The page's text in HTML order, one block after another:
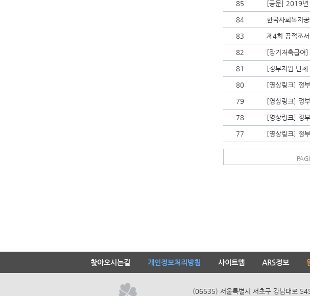
85 [공문] 2019년
84 한국사회복지
83 제4회 공적조
82 [장기저축급
81 [정부지원 단
80 [영상링크] 정
79 [영상링크] 정
78 [영상링크] 정
77 [영상링크] 정
찾아오시는길 개인정보처리방침 사이트맵 ARS정보
(06535) 서울특별시 서초구 강남대로